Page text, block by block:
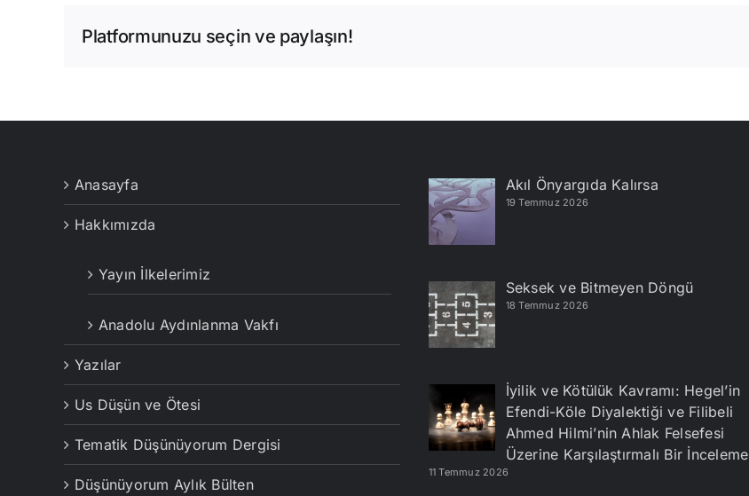
Platformunuzu seçin ve paylaşın!
Anasayfa
Hakkımızda
Yayın İlkelerimiz
Anadolu Aydınlanma Vakfı
Yazılar
Us Düşün ve Ötesi
Tematik Düşünüyorum Dergisi
Düşünüyorum Aylık Bülten
Akıl Önyargıda Kalırsa
19 Temmuz 2026
Seksek ve Bitmeyen Döngü
18 Temmuz 2026
İyilik ve Kötülük Kavramı: Hegel’in
Efendi-Köle Diyalektiği ve Filibeli
Ahmed Hilmi’nin Ahlak Felsefesi
Üzerine Karşılaştırmalı Bir İnceleme
11 Temmuz 2026